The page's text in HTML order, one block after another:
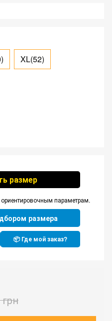
XL(52)
размер
параметрам.
размера
📦 Где мой заказ?